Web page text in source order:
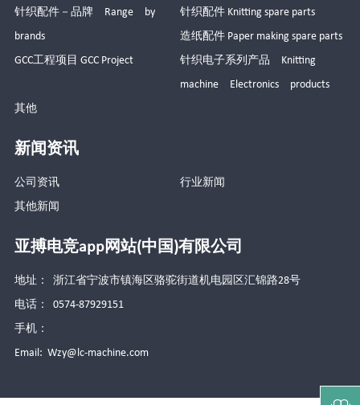
针织配件－品牌 Range by
brands
针织配件 Knitting spare parts
造纸配件 Paper making spare parts
GCC工程项目 GCC Project
针织电子系列产品 Knitting
machine Electronics products
其他
新闻资讯
公司资讯
行业新闻
其他新闻
亚搏电竞app网站(中国)有限公司
地址： 浙江省宁波市镇海区骆驼街道机电园区汇锦路28号
电话： 0574-87929151
手机：
Email: Wzy@lc-machine.com